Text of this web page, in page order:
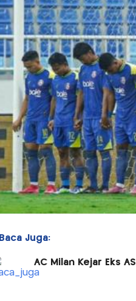
Baca Juga:
AC Milan Kejar Eks